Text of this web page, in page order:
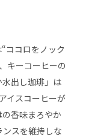
“ココロをノック
キーコーヒーの
水出し珈琲」は
イスコーヒーが
香味まろやか
スを維持しな